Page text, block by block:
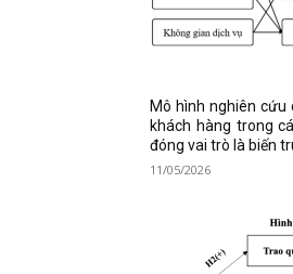
Mô hình nghiên
khách hàng trong
đóng vai trò là biến
11/05/2026